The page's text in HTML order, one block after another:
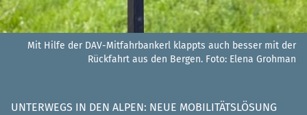
Mit Hilfe der DAV-Mitfahrbankerl klappts auch besser mit der
Rückfahrt aus den Bergen. Foto: Elena Grohman
UNTERWEGS IN DEN ALPEN: NEUE MOBILITÄTSLÖSUNG